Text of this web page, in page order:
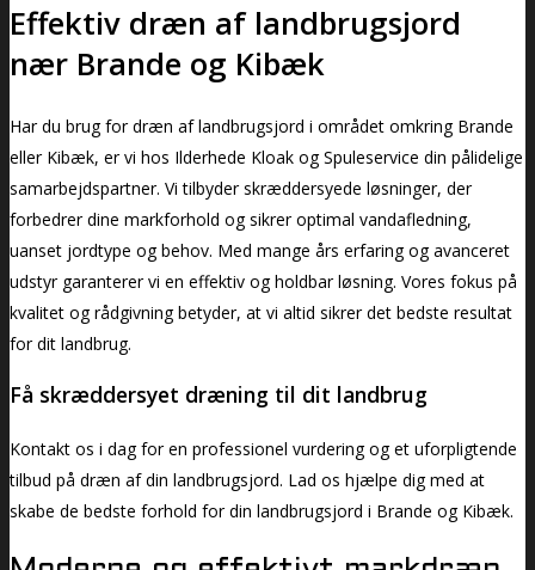
Effektiv dræn af landbrugsjord
nær Brande og Kibæk
Har du brug for dræn af landbrugsjord i området omkring Brande
eller Kibæk, er vi hos Ilderhede Kloak og Spuleservice din pålidelige
samarbejdspartner. Vi tilbyder skræddersyede løsninger, der
forbedrer dine markforhold og sikrer optimal vandafledning,
uanset jordtype og behov. Med mange års erfaring og avanceret
udstyr garanterer vi en effektiv og holdbar løsning. Vores fokus på
kvalitet og rådgivning betyder, at vi altid sikrer det bedste resultat
for dit landbrug.
Få skræddersyet dræning til dit landbrug
Kontakt os i dag for en professionel vurdering og et uforpligtende
tilbud på dræn af din landbrugsjord. Lad os hjælpe dig med at
skabe de bedste forhold for din landbrugsjord i Brande og Kibæk.